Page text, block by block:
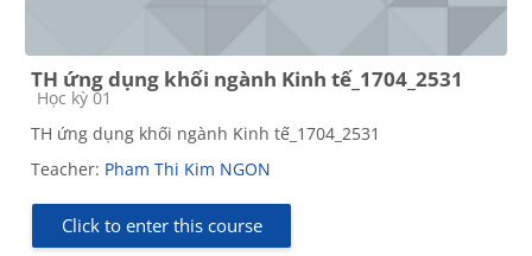
TH ứng dụng khối ngành Kinh tế_1704_2531
Course category
Học kỳ 01
TH ứng dụng khối ngành Kinh tế_1704_2531
Teacher: Pham Thi Kim NGON
Click to enter this course